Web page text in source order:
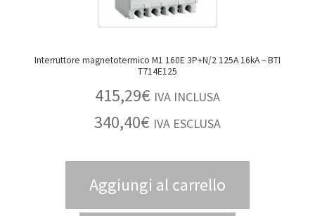
Interruttore magnetotermico M1 160E 3P+N/2 125A 16kA – BTI
T714E125
415,29€ IVA INCLUSA
340,40€ IVA ESCLUSA
Aggiungi al carrello